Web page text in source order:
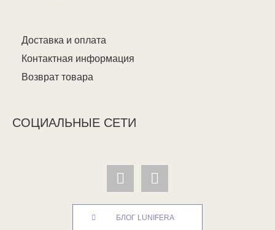
Доставка и оплата
Контактная информация
Возврат товара
СОЦИАЛЬНЫЕ СЕТИ
БЛОГ LUNIFERA